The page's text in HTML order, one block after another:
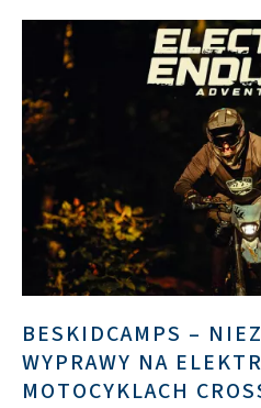
BESKIDCAMPS –
WYPRAWY NA
MOTOCYKLACH